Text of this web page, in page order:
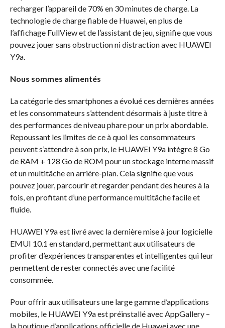
recharger l’appareil de 70% en 30 minutes de charge. La
technologie de charge fiable de Huawei, en plus de
l’affichage FullView et de l’assistant de jeu, signifie que vous
pouvez jouer sans obstruction ni distraction avec HUAWEI
Y9a.
Nous sommes alimentés
La catégorie des smartphones a évolué ces dernières années
et les consommateurs s’attendent désormais à juste titre à
des performances de niveau phare pour un prix abordable.
Repoussant les limites de ce à quoi les consommateurs
peuvent s’attendre à son prix, le HUAWEI Y9a intègre 8 Go
de RAM + 128 Go de ROM pour un stockage interne massif
et un multitâche en arrière-plan. Cela signifie que vous
pouvez jouer, parcourir et regarder pendant des heures à la
fois, en profitant d’une performance multitâche facile et
fluide.
HUAWEI Y9a est livré avec la dernière mise à jour logicielle
EMUI 10.1 en standard, permettant aux utilisateurs de
profiter d’expériences transparentes et intelligentes qui leur
permettent de rester connectés avec une facilité
consommée.
Pour offrir aux utilisateurs une large gamme d’applications
mobiles, le HUAWEI Y9a est préinstallé avec AppGallery –
la boutique d’applications officielle de Huawei avec une